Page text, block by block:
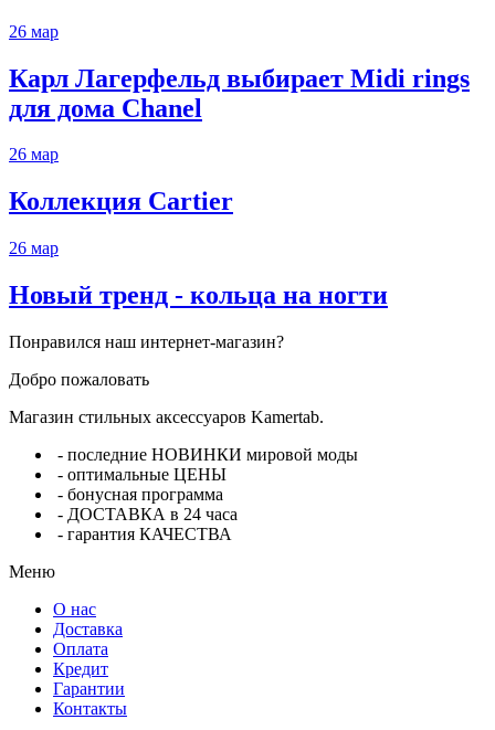
26 мар
Карл Лагерфельд выбирает Midi rings
для дома Chanel
26 мар
Коллекция Cartier
26 мар
Новый тренд - кольца на ногти
Понравился наш интернет-магазин?
Добро пожаловать
Магазин стильных аксессуаров Kamertab.
- последние НОВИНКИ мировой моды
- оптимальные ЦЕНЫ
- бонусная программа
- ДОСТАВКА в 24 часа
- гарантия КАЧЕСТВА
Меню
О нас
Доставка
Оплата
Кредит
Гарантии
Контакты